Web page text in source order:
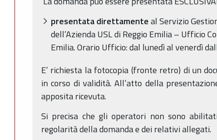
presentata direttamenteal Servizio
dell’Azienda USL di Reggio Emilia – Ufficio
Emilia. Orario Ufficio: dal lunedì al venerdì
E’ richiesta la fotocopia (fronte retro) di un
in corso di validità. All’atto della
apposita ricevuta.
Si precisa che gli operatori non sono
regolarità della domanda e dei relativi allegati.